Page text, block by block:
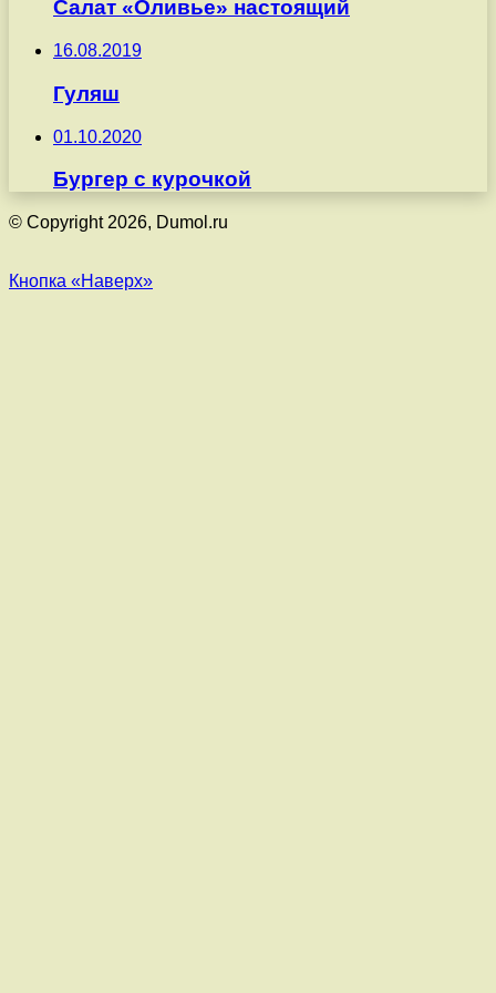
Салат «Оливье» настоящий
16.08.2019
Гуляш
01.10.2020
Бургер с курочкой
© Copyright 2026, Dumol.ru
Кнопка «Наверх»